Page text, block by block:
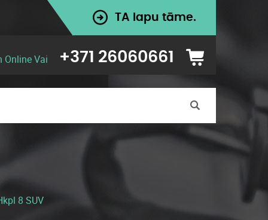
TA lapu tāme.
Online Vai +371 26060661
8 SUV